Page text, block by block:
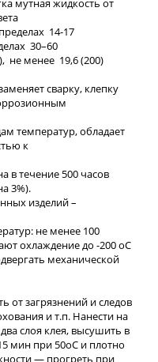
мутная жидкость от
14-17
30–60
не менее 19,6 (200)
сварку, клепку
температур, обладает
к
в течение 500 часов
3%).
изделий –
не менее 100
охлаждение до -200 оС
механической
от загрязнений и следов
и т.п. Нанести на
слоя клея, высушить в
мин при 50оС и плотно
— прогреть при